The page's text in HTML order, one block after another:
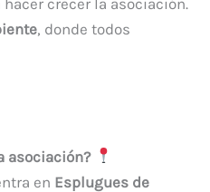
, donde todos
asociación?
en Esplugues de